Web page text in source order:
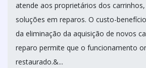
atende aos proprietários dos
soluções em reparos. O custo-
da eliminação da aquisição de novos
reparo permite que o funcionamento
restaurado.&...